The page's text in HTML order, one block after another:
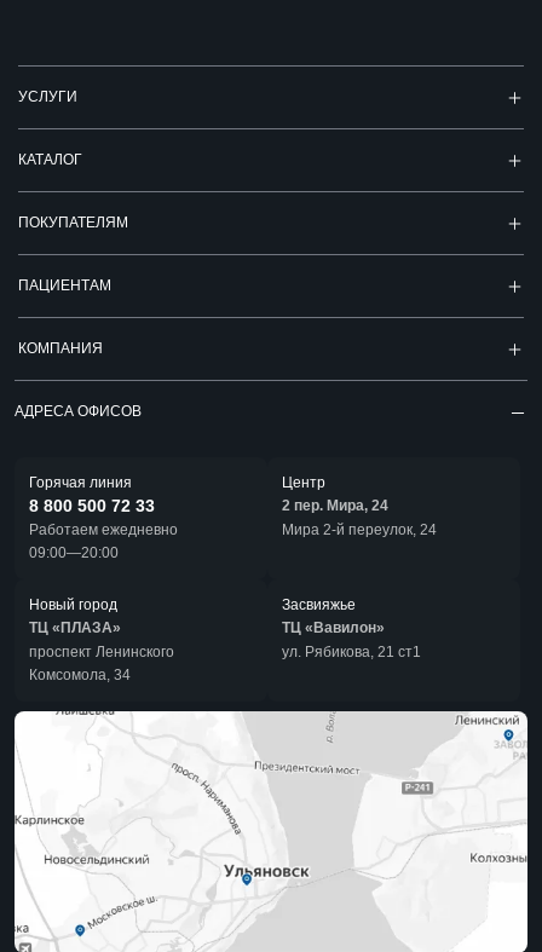
УСЛУГИ
КАТАЛОГ
ПОКУПАТЕЛЯМ
ПАЦИЕНТАМ
КОМПАНИЯ
АДРЕСА ОФИСОВ
Горячая линия
8 800 500 72 33
Работаем ежедневно
09:00—20:00
Центр
2 пер. Мира, 24
Мира 2-й переулок, 24
Новый город
ТЦ «ПЛАЗА»
проспект Ленинского
Комсомола, 34
Засвияжье
ТЦ «Вавилон»
ул. Рябикова, 21 ст1